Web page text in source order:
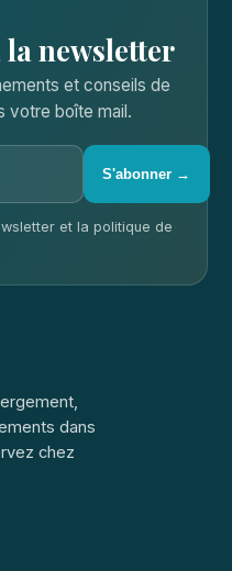
newsletter
et conseils de
boîte mail.
S'abonner →
et la politique de
dans
chez